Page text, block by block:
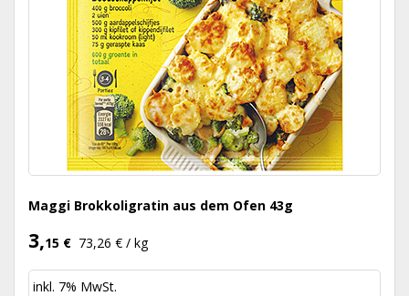
Maggi Brokkoligratin aus dem Ofen 43g
3,15 € 73,26 € / kg
inkl. 7% MwSt.